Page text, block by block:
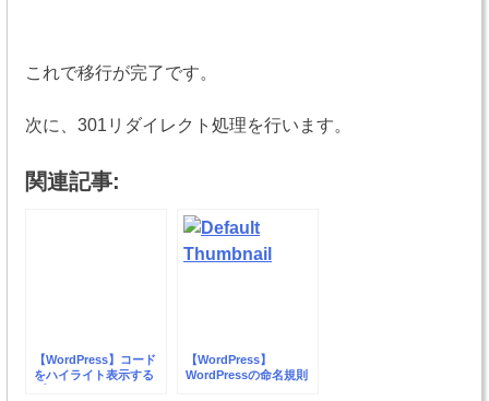
これで移行が完了です。
次に、301リダイレクト処理を行います。
関連記事:
【WordPress】コード
をハイライト表示する
【WordPress】
WordPressの命名規則